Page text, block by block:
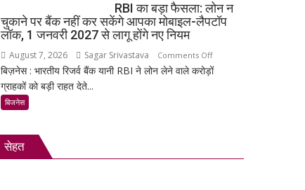
Snapdragon
4
के
मेनन
की
स्पेसवॉक:
6.5
RBI का बड़ा फैसला: लोन न
चुकाने पर बैंक नहीं कर सकेंगे आपका मोबाइल-लैपटॉप
लॉक, 1 जनवरी 2027 से लागू होंगे नए नियम
August 7, 2026 Sagar Srivastava Comments Offon
RBI
चुकाने
बिज़नेस : भारतीय रिजर्व बैंक यानी RBI ने लोन लेने वाले करोड़ों
ग्राहकों को बड़ी राहत देते...
बिजनेस
सेहत